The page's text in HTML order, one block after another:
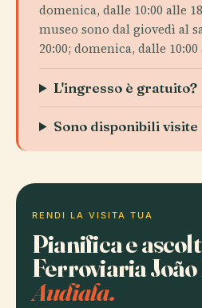
domenica, dalle 10:00 alle
museo sono dal giovedì al
20:00; domenica, dalle 10:00
L'ingresso è gratuito?
Sono disponibili visite
RENDI LA VISITA TUA
Pianifica e
Ferroviaria
Audiala.